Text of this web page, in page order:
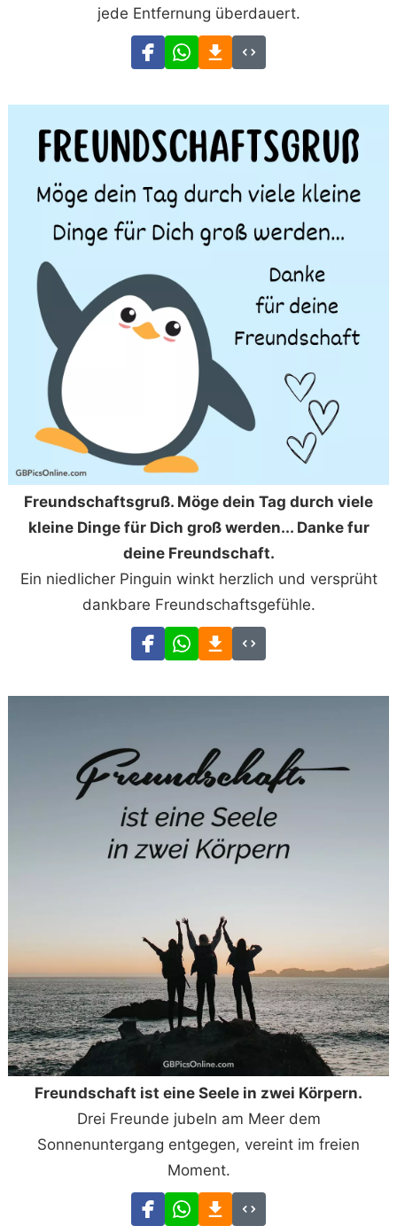
jede Entfernung überdauert.
Freundschaftsgruß. Möge dein Tag durch viele
kleine Dinge für Dich groß werden... Danke fur
deine Freundschaft.
Ein niedlicher Pinguin winkt herzlich und versprüht
dankbare Freundschaftsgefühle.
Freundschaft ist eine Seele in zwei Körpern.
Drei Freunde jubeln am Meer dem
Sonnenuntergang entgegen, vereint im freien
Moment.